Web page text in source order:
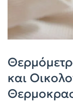
και